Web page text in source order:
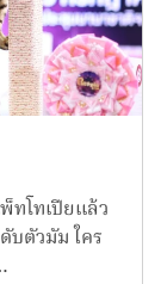
ทโทเปียแล้ว
บตัวมัม ใคร